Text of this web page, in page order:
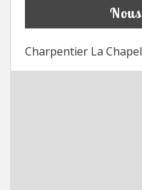
Charpentier La